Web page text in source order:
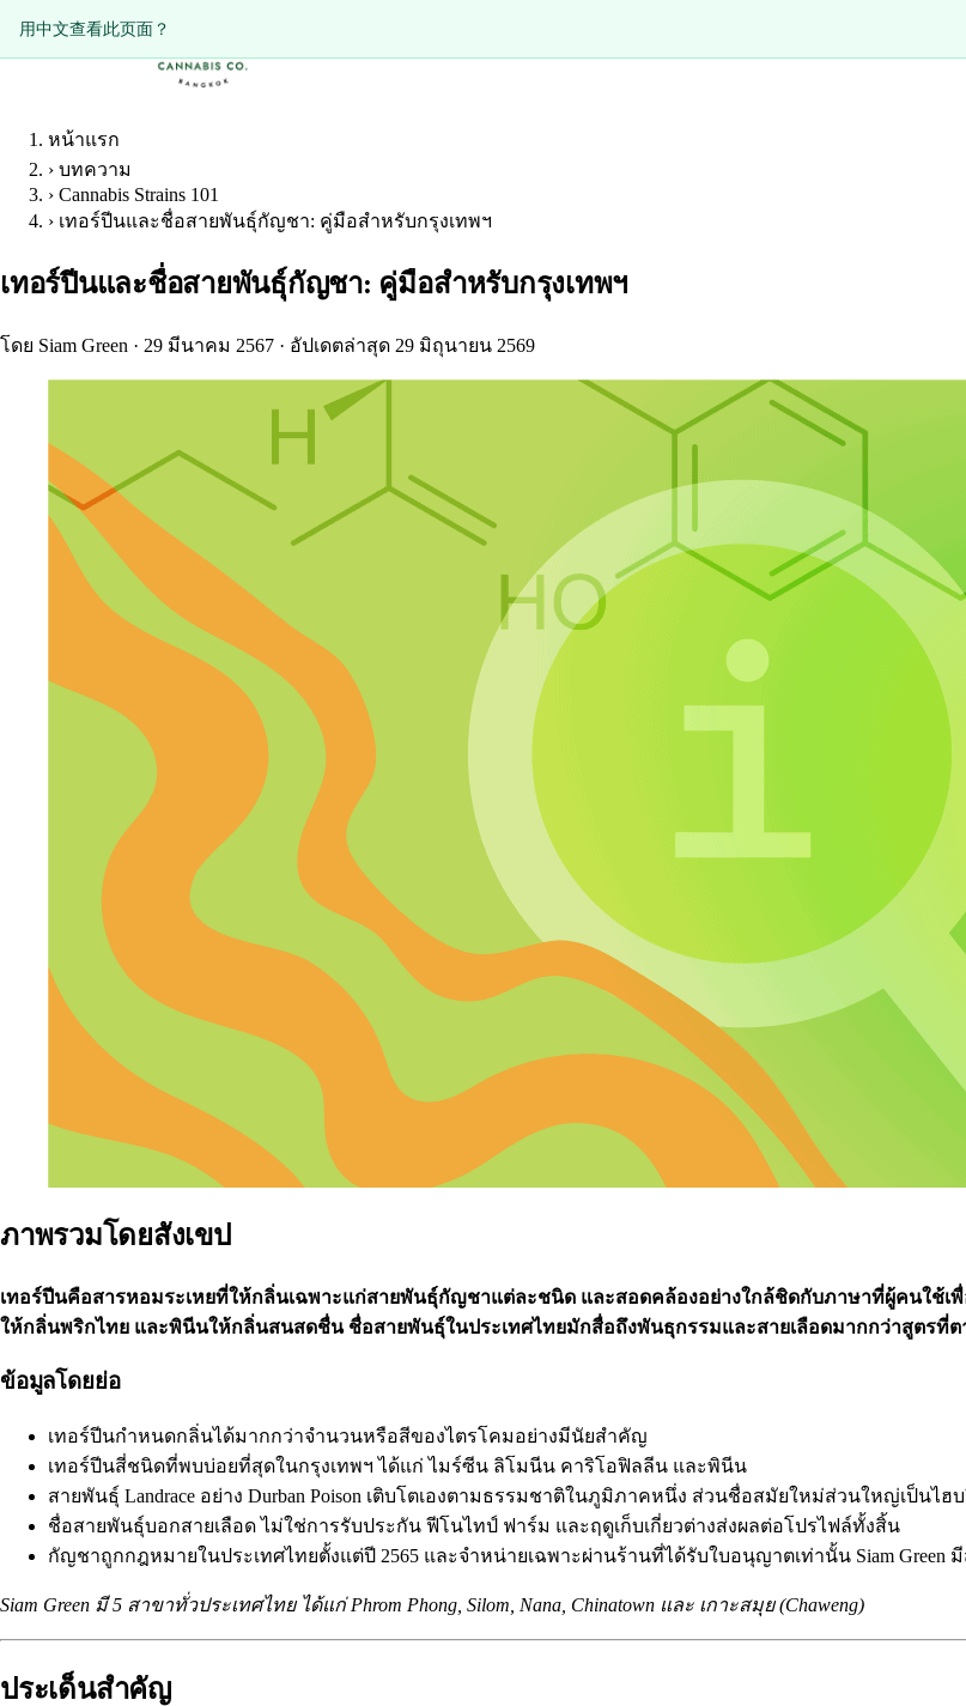
Diese Seite auf Deutsch ansehen?
用中文查看此页面？
หน้าแรก
› บทความ
› Cannabis Strains 101
› เทอร์ปีนและชื่อสายพันธุ์กัญชา: คู่มือสำหรับกรุงเทพฯ
เทอร์ปีนและชื่อสายพันธุ์กัญชา: คู่มือสำหรับกรุงเทพฯ
โดย Siam Green · 29 มีนาคม 2567 · อัปเดตล่าสุด 29 มิถุนายน 2569
ภาพรวมโดยสังเขป
เทอร์ปีนคือสารหอมระเหยที่ให้กลิ่นเฉพาะแก่สายพันธุ์กัญชาแต่ละชนิด และสอดคล้องอย่างใกล้ชิดกับภาษาที่ผู้คนใ
ให้กลิ่นพริกไทย และพินีนให้กลิ่นสนสดชื่น ชื่อสายพันธุ์ในประเทศไทยมักสื่อถึงพันธุกรรมและสายเลือดมากกว่าสูตร
ข้อมูลโดยย่อ
เทอร์ปีนกำหนดกลิ่นได้มากกว่าจำนวนหรือสีของไตรโคมอย่างมีนัยสำคัญ
เทอร์ปีนสี่ชนิดที่พบบ่อยที่สุดในกรุงเทพฯ ได้แก่ ไมร์ซีน ลิโมนีน คาริโอฟิลลีน และพินีน
สายพันธุ์ Landrace อย่าง Durban Poison เติบโตเองตามธรรมชาติในภูมิภาคหนึ่ง ส่วนชื่อสมัยใหม่ส่วนใหญ่เป็น
ชื่อสายพันธุ์บอกสายเลือด ไม่ใช่การรับประกัน ฟีโนไทป์ ฟาร์ม และฤดูเก็บเกี่ยวต่างส่งผลต่อโปรไฟล์ทั้งสิ้น
กัญชาถูกกฎหมายในประเทศไทยตั้งแต่ปี 2565 และจำหน่ายเฉพาะผ่านร้านที่ได้รับใบอนุญาตเท่านั้น Siam Green มีส
Siam Green มี 5 สาขาทั่วประเทศไทย ได้แก่Phrom Phong Silom Nana Chinatown และ เกาะสมุย (Chaweng)
ประเด็นสำคัญ